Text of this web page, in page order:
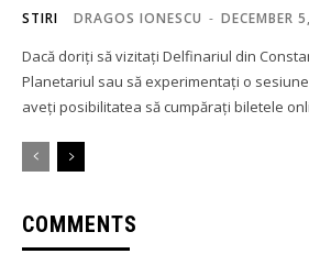
STIRI DRAGOS IONESCU - DECEMBER
Dacă doriți să vizitați Delfinariul din
Planetariul sau să experimentați o
aveți posibilitatea să cumpărați biletele
COMMENTS